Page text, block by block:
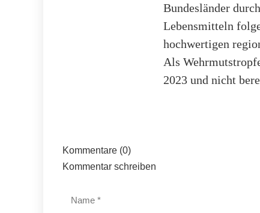
Bundesländer
Lebensmitteln
hochwertigen
Als
2023 und nicht
Kommentare (0)
Kommentar schreiben